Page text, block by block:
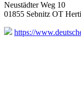
Neustädter Weg 10
01855 Sebnitz OT
https://